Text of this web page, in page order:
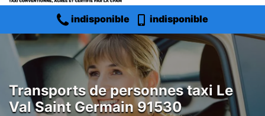
indisponible indisponible
Transports de personnes taxi Le
Val Saint Germain 91530